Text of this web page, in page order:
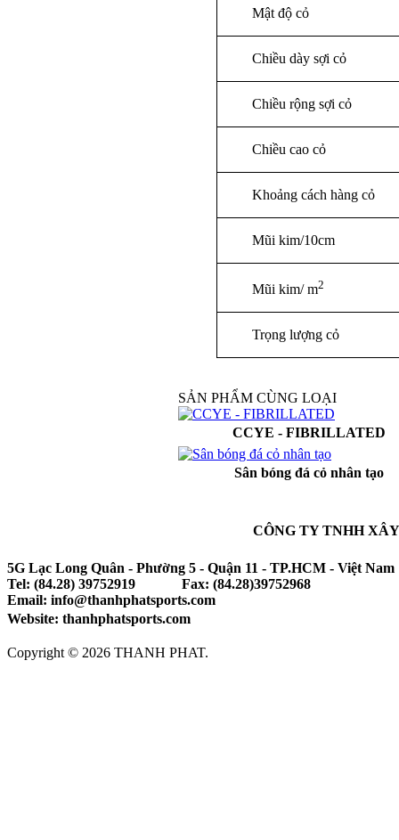
Mật độ cỏ
Chiều dày sợi cỏ
Chiều rộng sợi cỏ
Chiều cao cỏ
Khoảng cách hàng cỏ
Mũi kim/10cm
Mũi kim/ m2
Trọng lượng cỏ
SẢN PHẨM CÙNG LOẠI
CCYE - FIBRILLATED
Sân bóng đá cỏ nhân tạo
CÔNG TY TNHH
5G Lạc Long Quân - Phường 5 - Quận 11 - TP.HCM - Việt Nam
Tel: (84.28) 39752919 Fax: (84.28)39752968
Email: info@thanhphatsports.com
Website: thanhphatsports.com
Copyright © 2026 THANH PHAT.